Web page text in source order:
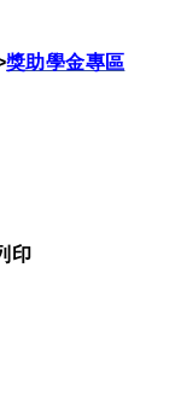
獎助學金專區
印